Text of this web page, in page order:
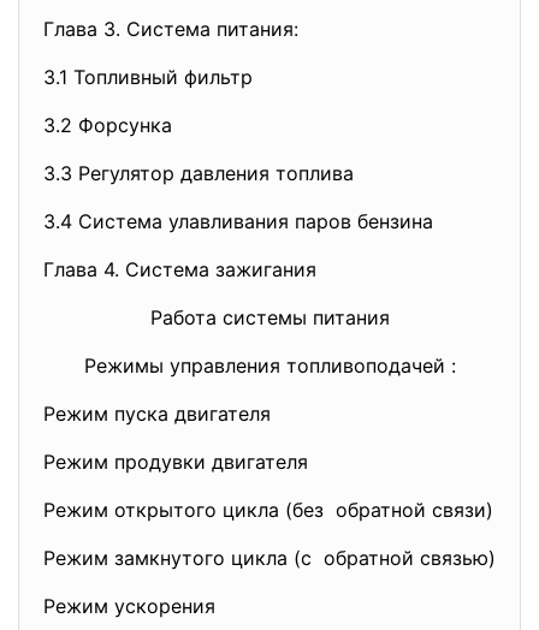
Глава 3. Система питания:
3.1 Топливный фильтр
3.2 Форсунка
3.3 Регулятор давления топлива
3.4 Система улавливания паров бензина
Глава 4. Система зажигания
Работа системы питания
Режимы управления топливоподачей :
Режим пуска двигателя
Режим продувки двигателя
Режим открытого цикла (без обратной связи)
Режим замкнутого цикла (с обратной связью)
Режим ускорения